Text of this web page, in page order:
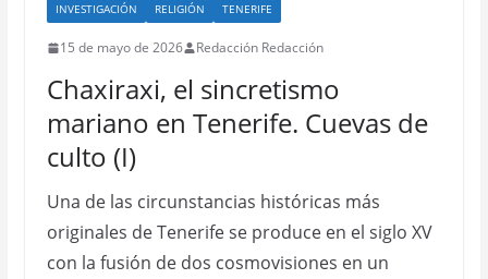
INVESTIGACIÓN
RELIGIÓN TENERIFE
15 de mayo de 2026 Redacción Redacción
Chaxiraxi, el sincretismo
mariano en Tenerife. Cuevas de
culto (I)
Una de las circunstancias históricas más
originales de Tenerife se produce en el siglo XV
con la fusión de dos cosmovisiones en un